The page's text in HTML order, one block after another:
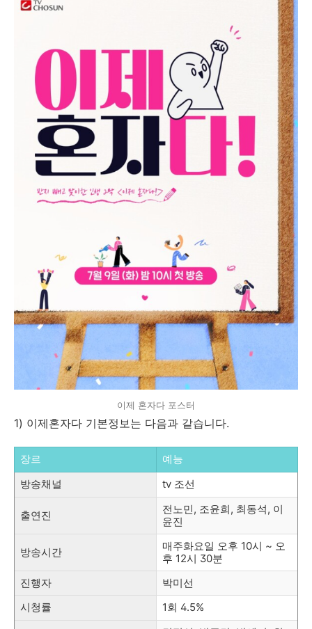
이제 혼자다 포스터
1) 이제혼자다 기본정보는 다음과 같습니다.
장르
예능
방송채널
tv 조선
출연진
전노민, 조윤희, 최동석, 이
윤진
방송시간
매주화요일 오후 10시 ~ 오
후 12시 30분
진행자
박미선
시청률
1회 4.5%